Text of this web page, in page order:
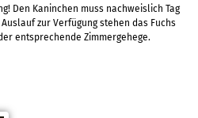
Den Kaninchen muss nachweislich Tag
zur Verfügung stehen das Fuchs
entsprechende Zimmergehege.